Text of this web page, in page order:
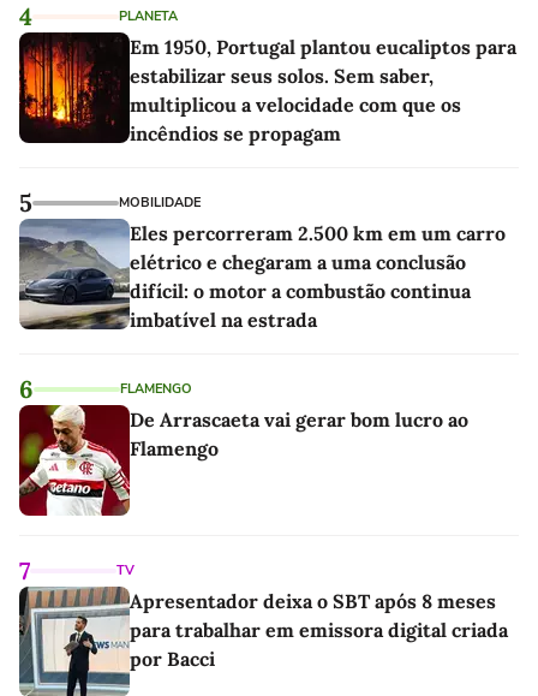
4 PLANETA
Em 1950, Portugal plantou eucaliptos para
estabilizar seus solos. Sem saber,
multiplicou a velocidade com que os
incêndios se propagam
5 MOBILIDADE
Eles percorreram 2.500 km em um carro
elétrico e chegaram a uma conclusão
difícil: o motor a combustão continua
imbatível na estrada
6 FLAMENGO
De Arrascaeta vai gerar bom lucro ao
Flamengo
7 TV
Apresentador deixa o SBT após 8 meses
para trabalhar em emissora digital criada
por Bacci